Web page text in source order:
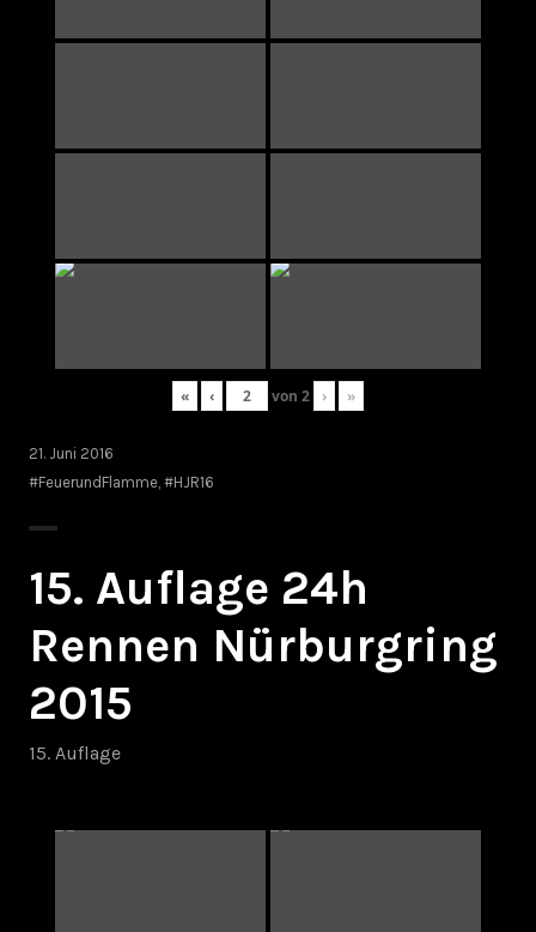
« ‹ von 2 › »
21. Juni 2016
#FeuerundFlamme #HJR16
15. Auflage 24h
Rennen Nürburgring
2015
15. Auflage